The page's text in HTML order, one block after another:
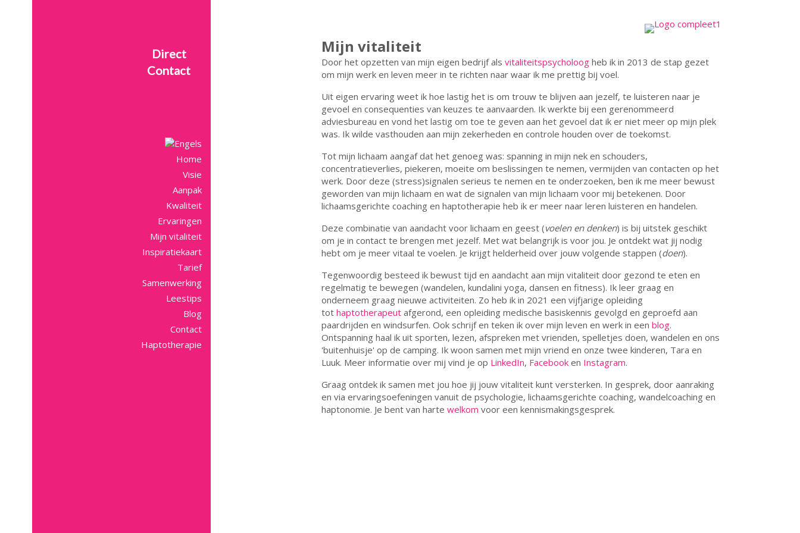
Direct
Contact
Home
Visie
Aanpak
Kwaliteit
Ervaringen
Mijn vitaliteit
Inspiratiekaart
Tarief
Samenwerking
Leestips
Blog
Contact
Haptotherapie
Mijn vitaliteit
Door het opzetten van mijn eigen bedrijf als vitaliteitspsycholoogheb ik in 2013 de stap gezet
om mijn werk en leven meer in te richten naar waar ik me prettig bij voel.
Uit eigen ervaring weet ik hoe lastig het is om trouw te blijven aan jezelf, te luisteren naar je
gevoel en consequenties van keuzes te aanvaarden. Ik werkte bij een gerenommeerd
adviesbureau en vond het lastig om toe te geven aan het gevoel dat ik er niet meer op mijn plek
was. Ik wilde vasthouden aan mijn zekerheden en controle houden over de toekomst.
Tot mijn lichaam aangaf dat het genoeg was: spanning in mijn nek en schouders,
concentratieverlies, piekeren, moeite om beslissingen te nemen, vermijden van contacten op het
werk. Door deze (stress)signalen serieus te nemen en te onderzoeken, ben ik me meer bewust
geworden van mijn lichaam en wat de signalen van mijn lichaam voor mij betekenen. Door
lichaamsgerichte coaching en haptotherapie heb ik er meer naar leren luisteren en handelen.
Deze combinatie van aandacht voor lichaam en geest (voelen en denken) is bij uitstek geschikt
om je in contact te brengen met jezelf. Met wat belangrijk is voor jou. Je ontdekt wat jij nodig
hebt om je meer vitaal te voelen. Je krijgt helderheid over jouw volgende stappen (doen).
Tegenwoordig besteed ik bewust tijd en aandacht aan mijn vitaliteit door gezond te eten en
regelmatig te bewegen (wandelen, kundalini yoga, dansen en fitness). Ik leer graag en
onderneem graag nieuwe activiteiten. Zo heb ik in 2021 een vijfjarige opleiding
tot haptotherapeutafgerond, een opleiding medische basiskennis gevolgd en geproefd aan
paardrijden en windsurfen. Ook schrijf en teken ik over mijn leven en werk in een blog.
Ontspanning haal ik uit sporten, lezen, afspreken met vrienden, spelletjes doen, wandelen en ons
'buitenhuisje' op de camping. Ik woon samen met mijn vriend en onze twee kinderen, Tara en
Luuk. Meer informatie over mij vind je op LinkedIn, Facebooken Instagram.
Graag ontdek ik samen met jou hoe jij jouw vitaliteit kunt versterken. In gesprek, door aanraking
en via ervaringsoefeningen vanuit de psychologie, lichaamsgerichte coaching, wandelcoaching en
haptonomie. Je bent van harte welkom voor een kennismakingsgesprek.